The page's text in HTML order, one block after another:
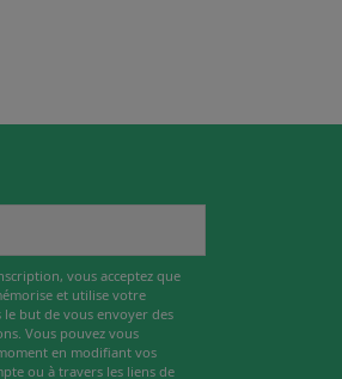
vous acceptez que
et utilise votre
le but de vous envoyer des
Vous pouvez vous
en modifiant vos
ou à travers les liens de